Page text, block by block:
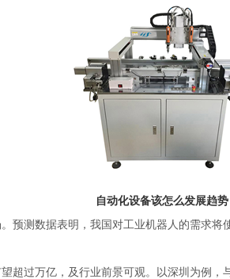
自动化设备该怎么发展趋势
预测数据表明，我国对工业机器人的需求
超过万亿，及行业前景可观。以深圳为例